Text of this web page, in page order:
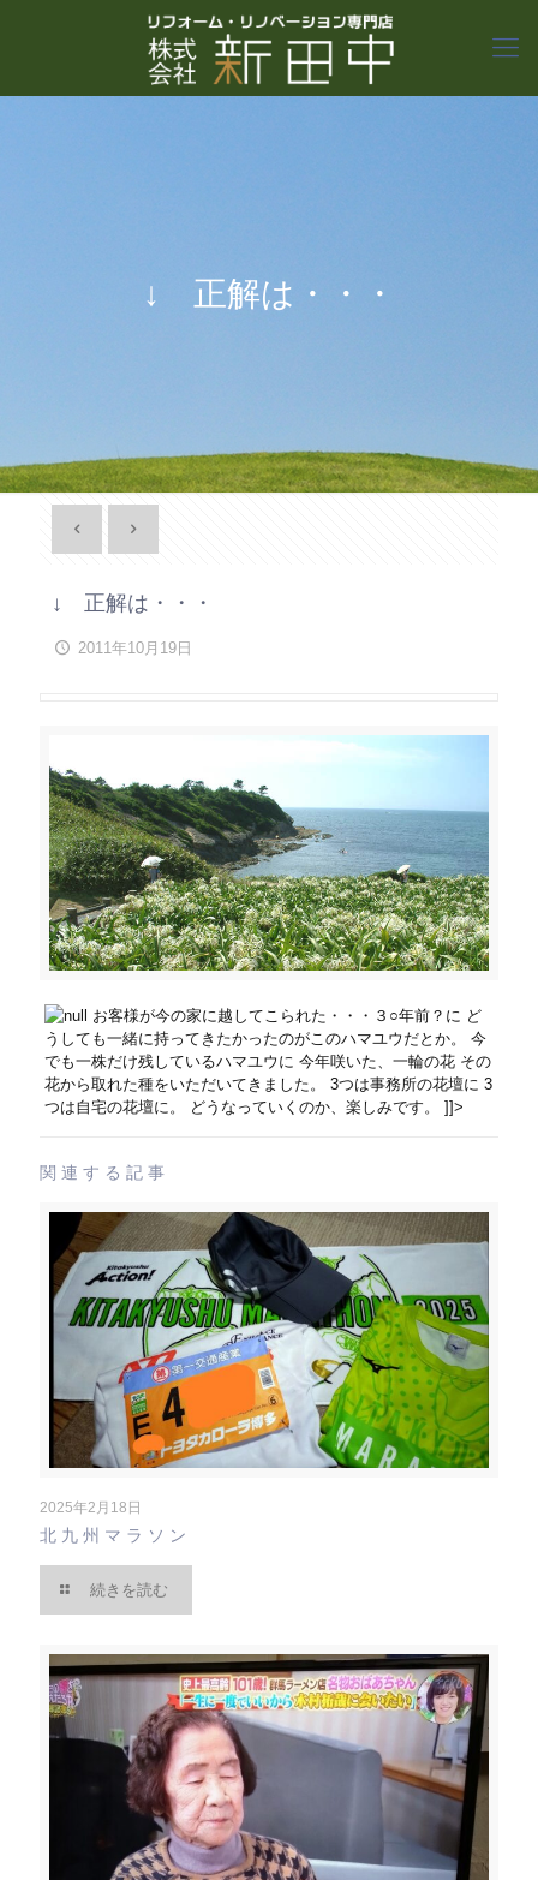
↓ 正解は・・・
↓ 正解は・・・
2011年10月19日
お客様が今の家に越してこられた・・・３○年前？に ど
うしても一緒に持ってきたかったのがこのハマユウだとか。 今
でも一株だけ残しているハマユウに 今年咲いた、一輪の花 その
花から取れた種をいただいてきました。 3つは事務所の花壇に 3
つは自宅の花壇に。 どうなっていくのか、楽しみです。 ]]>
関連する記事
2025年2月18日
北九州マラソン
続きを読む